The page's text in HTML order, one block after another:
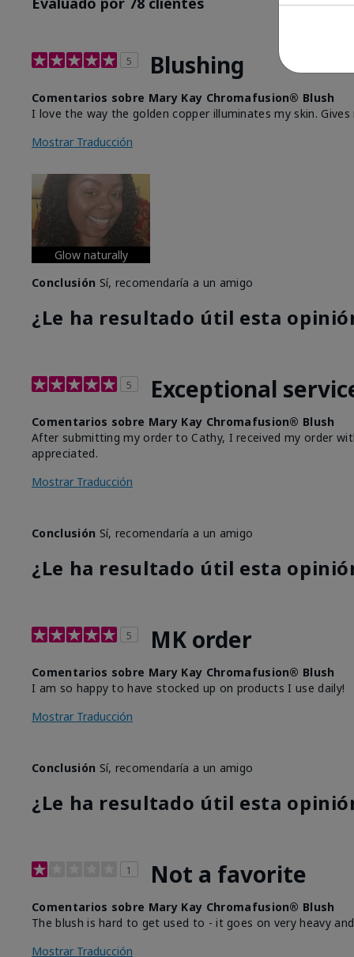
5 Blushing
Comentarios sobre Mary Kay Chromafusion® Blush
I love the way the golden copper illuminates my skin.
Mostrar Traducción
Glow naturally
Conclusión Sí, recomendaría a un amigo
¿Le ha resultado útil esta
5 Exceptional
Comentarios sobre Mary Kay Chromafusion® Blush
After submitting my order to Cathy, I received my order
appreciated.
Mostrar Traducción
Conclusión Sí, recomendaría a un amigo
¿Le ha resultado útil esta
5 MK order
Comentarios sobre Mary Kay Chromafusion® Blush
I am so happy to have stocked up on products I use daily!
Mostrar Traducción
Conclusión Sí, recomendaría a un amigo
¿Le ha resultado útil esta
1 Not a favorite
Comentarios sobre Mary Kay Chromafusion® Blush
The blush is hard to get used to - it goes on very heavy
Mostrar Traducción